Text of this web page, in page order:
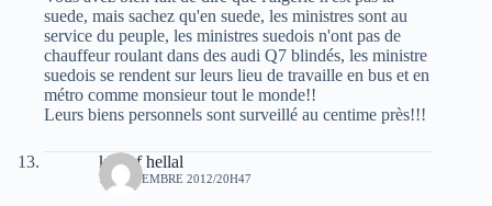
suede, mais sachez qu'en suede, les ministres sont au
service du peuple, les ministres suedois n'ont pas de
chauffeur roulant dans des audi Q7 blindés, les ministre
suedois se rendent sur leurs lieu de travaille en bus et en
métro comme monsieur tout le monde!!
Leurs biens personnels sont surveillé au centime près!!!
khelaf hellal
13 NOVEMBRE 2012/20H47